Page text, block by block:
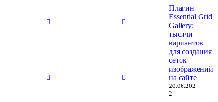
Нет
заголовка
29.10.2025
Нет
заголовка
29.10.2025
Плагин
Essential Grid
Gallery:
тысячи
вариантов
для создания
сеток
изображений
на сайте
20.06.202
2